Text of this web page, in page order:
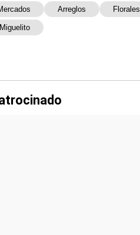
Arreglos Florales
Miguelito